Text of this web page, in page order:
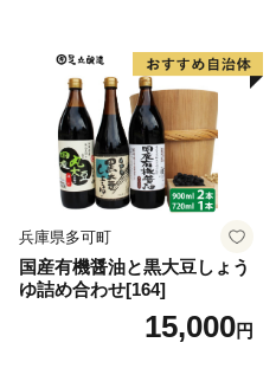
兵庫県多可町
国産有機醤油と黒大豆しょう
ゆ詰め合わせ[164]
15,000円